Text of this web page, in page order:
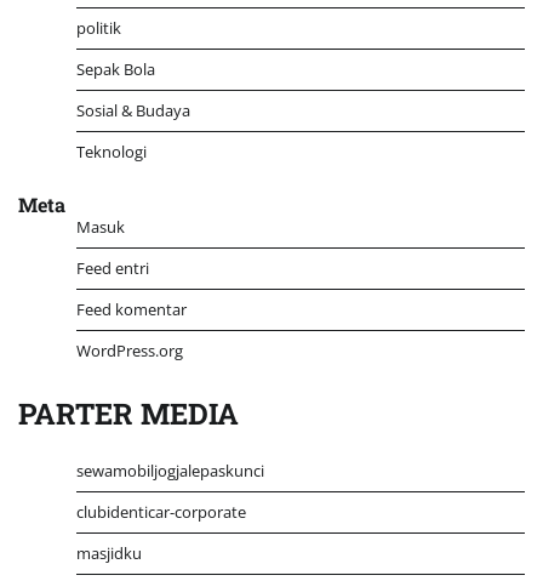
politik
Sepak Bola
Sosial & Budaya
Teknologi
Meta
Masuk
Feed entri
Feed komentar
WordPress.org
PARTER MEDIA
sewamobiljogjalepaskunci
clubidenticar-corporate
masjidku